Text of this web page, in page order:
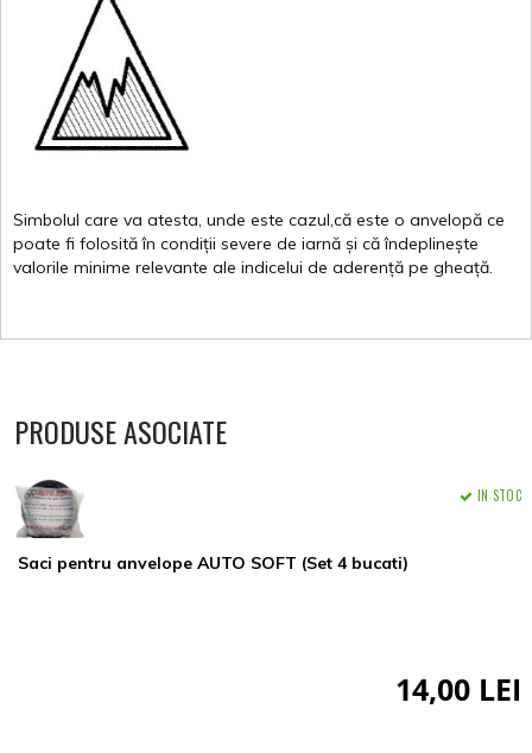
Simbolul care va atesta, unde este cazul,că este o anvelopă ce
poate fi folosită în condiții severe de iarnă și că îndeplinește
valorile minime relevante ale indicelui de aderență pe gheață.
PRODUSE ASOCIATE
Saci pentru anvelope AUTO SOFT (Set 4 bucati)
IN STOC
14,00 LEI